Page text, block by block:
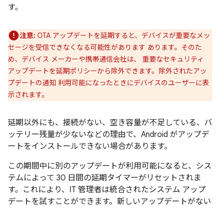
す。
注意: OTA アップデートを延期すると、デバイスが重要なメッ
セージを受信できなくなる可能性があります あります。そのた
め、デバイス メーカーや携帯通信会社は、 重要なセキュリティ
アップデートを延期ポリシーから除外できます。除外されたアッ
プデートの通知 利用可能になったときにデバイスのユーザーに表
示されます。
延期以外にも、接続がない、空き容量が不足している、バ
ッテリー残量が少ないなどの理由で、Android がアップデ
ートをインストールできない場合があります。
この期間中に別のアップデートが利用可能になると、シス
テムによって 30 日間の延期タイマーがリセットされま
す。これにより、IT 管理者は統合されたシステム アップ
デートを試すことができます。新しいアップデートがない